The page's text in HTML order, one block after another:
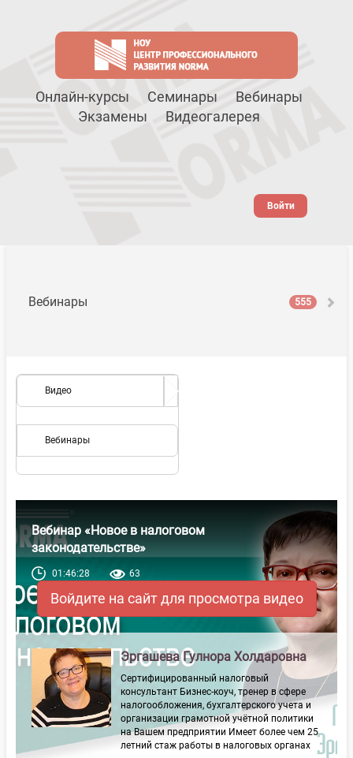
Онлайн-курсы Семинары
Вебинары
Экзамены
Видеогалерея
Войти
Вебинары 555
Видео
Вебинары
Вебинар «Новое в налоговом
законодательстве»
01:46:28 63
Войдите на сайт для просмотра видео
Эргашева Гулнора Холдаровна
Сертифицированный налоговый
консультант Бизнес-коуч, тренер в сфере
налогообложения, бухгалтерского учета и
организации грамотной учётной политики
на Вашем предприятии Имеет более чем 25
летний стаж работы в налоговых органах